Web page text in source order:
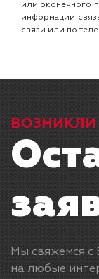
или оконечного
информации
связи или по
Мы свяжемся с
на любые